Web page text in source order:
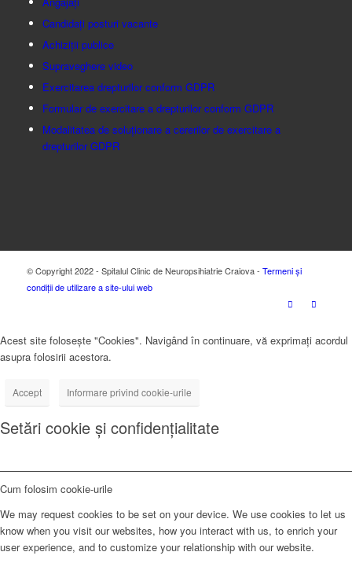
Candidați posturi vacante
Achiziții publice
Supraveghere video
Exercitarea drepturilor conform GDPR
Formular de exercitare a drepturilor conform GDPR
Modalitatea de soluționare a cererilor de exercitare a
drepturilor GDPR
© Copyright 2022 - Spitalul Clinic de Neuropsihiatrie Craiova - Termeni și
condiții de utilizare a site-ului web
Acest site folosește "Cookies". Navigând în continuare, vă exprimați acordul
asupra folosirii acestora.
Accept Informare privind cookie-urile
Setări cookie și confidențialitate
Cum folosim cookie-urile
We may request cookies to be set on your device. We use cookies to let us
know when you visit our websites, how you interact with us, to enrich your
user experience, and to customize your relationship with our website.